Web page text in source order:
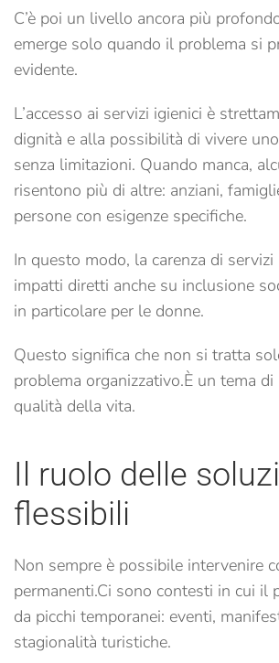
C’è poi un livello ancora più
emerge solo quando il problema si
evidente.
L’accesso ai servizi igienici è
dignità e alla possibilità di vivere
senza limitazioni. Quando manca,
risentono più di altre: anziani,
persone con esigenze specifiche.
In questo modo, la carenza di servizi
impatti diretti anche su inclusione
in particolare per le donne.
Questo significa che non si tratta
problema organizzativo.È un tema
qualità della vita.
Il ruolo delle
flessibili
Non sempre è possibile intervenire
permanenti.Ci sono contesti in cui il
da picchi temporanei: eventi,
stagionalità turistiche.